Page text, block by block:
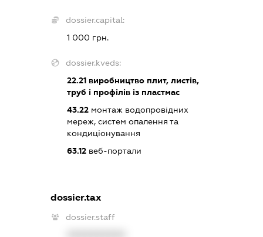
dossier.capital:
1 000 грн.
dossier.kveds:
22.21виробництво плит, листів,
труб і профілів із пластмас
43.22монтаж водопровідних
мереж, систем опалення та
кондиціонування
63.12веб-портали
dossier.tax
dossier.staff